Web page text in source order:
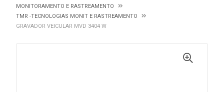
MONITORAMENTO E RASTREAMENTO
TMR -TECNOLOGIAS MONIT E RASTREAMENTO
GRAVADOR VEICULAR MVD 3404 W